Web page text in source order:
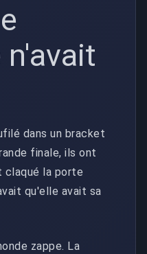
n'avait
dans un bracket
finale, ils ont
claqué la porte
qu'elle avait sa
zappe. La